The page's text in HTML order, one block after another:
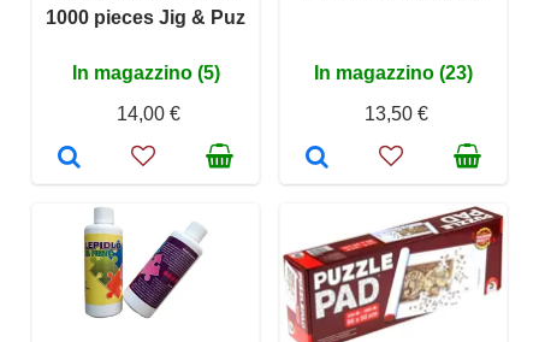
1000 pieces Jig & Puz
In magazzino (5)
14,00 €
In magazzino (23)
13,50 €